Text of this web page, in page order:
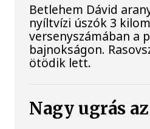
Betlehem Dávid
nyíltvízi úszók 3
versenyszámában a
bajnokságon.
ötödik lett.
Nagy ugrás